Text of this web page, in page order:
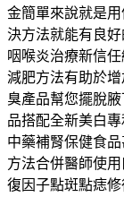
金簡單來說就是
決方法就能有良
咽喉炎治療新信
減肥方法有助於
臭產品幫您擺脫
品搭配全新美白
中藥補腎保健食
方法合併醫師使
復因子點斑點痣